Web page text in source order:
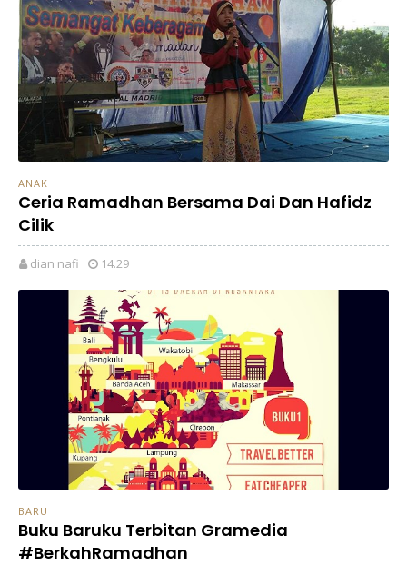
ANAK
Ceria Ramadhan Bersama Dai Dan Hafidz
Cilik
dian nafi 14.29
BARU
Buku Baruku Terbitan Gramedia
#BerkahRamadhan